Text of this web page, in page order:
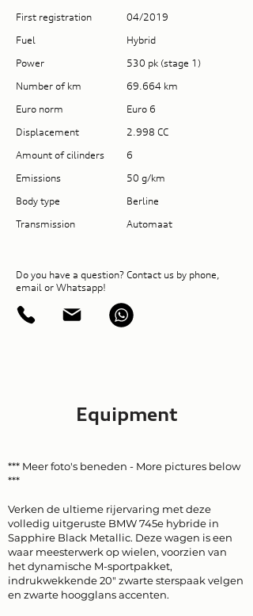
First registration
04/2019
Fuel
Hybrid
Power
530 pk (stage 1)
Number of km
69.664 km
Euro norm
Euro 6
Displacement
2.998 CC
Amount of cilinders
6
Emissions
50 g/km
Body type
Berline
Transmission
Automaat
Do you have a question? Contact us by phone,
email or Whatsapp!
Equipment
*** Meer foto's beneden - More pictures below
***
Verken de ultieme rijervaring met deze
volledig uitgeruste BMW 745e hybride in
Sapphire Black Metallic. Deze wagen is een
waar meesterwerk op wielen, voorzien van
het dynamische M-sportpakket,
indrukwekkende 20" zwarte sterspaak velgen
en zwarte hoogglans accenten.